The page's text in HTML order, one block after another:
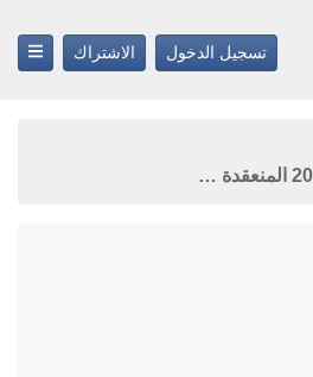
تسجيل الدخول الاشتراك